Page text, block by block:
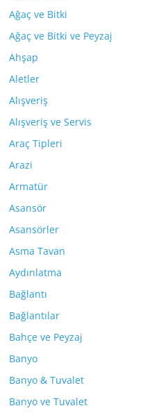
Ağaç ve Bitki
Ağaç ve Bitki ve Peyzaj
Ahşap
Aletler
Alışveriş
Alışveriş ve Servis
Araç Tipleri
Arazi
Armatür
Asansör
Asansörler
Asma Tavan
Aydınlatma
Bağlantı
Bağlantılar
Bahçe ve Peyzaj
Banyo
Banyo & Tuvalet
Banyo ve Tuvalet